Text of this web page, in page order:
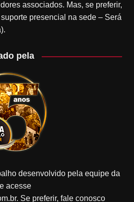
associados. Mas, se preferir,
presencial na sede – Será
pela
desenvolvido pela equipe da
acesse
Se preferir, fale conosco